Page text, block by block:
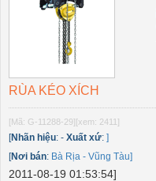
RÙA KÉO XÍCH
[Mã: G-11288-29][xem: 2411]
[Nhãn hiệu: - Xuất xứ: ]
[Nơi bán: Bà Rịa - Vũng Tàu]
2011-08-19 01:53:54]